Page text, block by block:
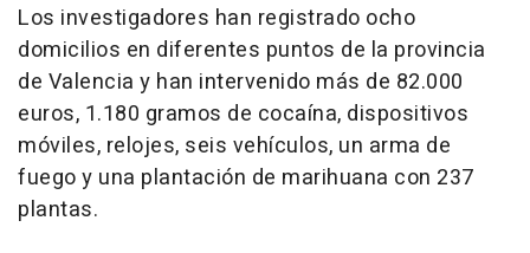
Los investigadores han registrado ocho
domicilios en diferentes puntos de la provincia
de Valencia y han intervenido más de 82.000
euros, 1.180 gramos de cocaína, dispositivos
móviles, relojes, seis vehículos, un arma de
fuego y una plantación de marihuana con 237
plantas.